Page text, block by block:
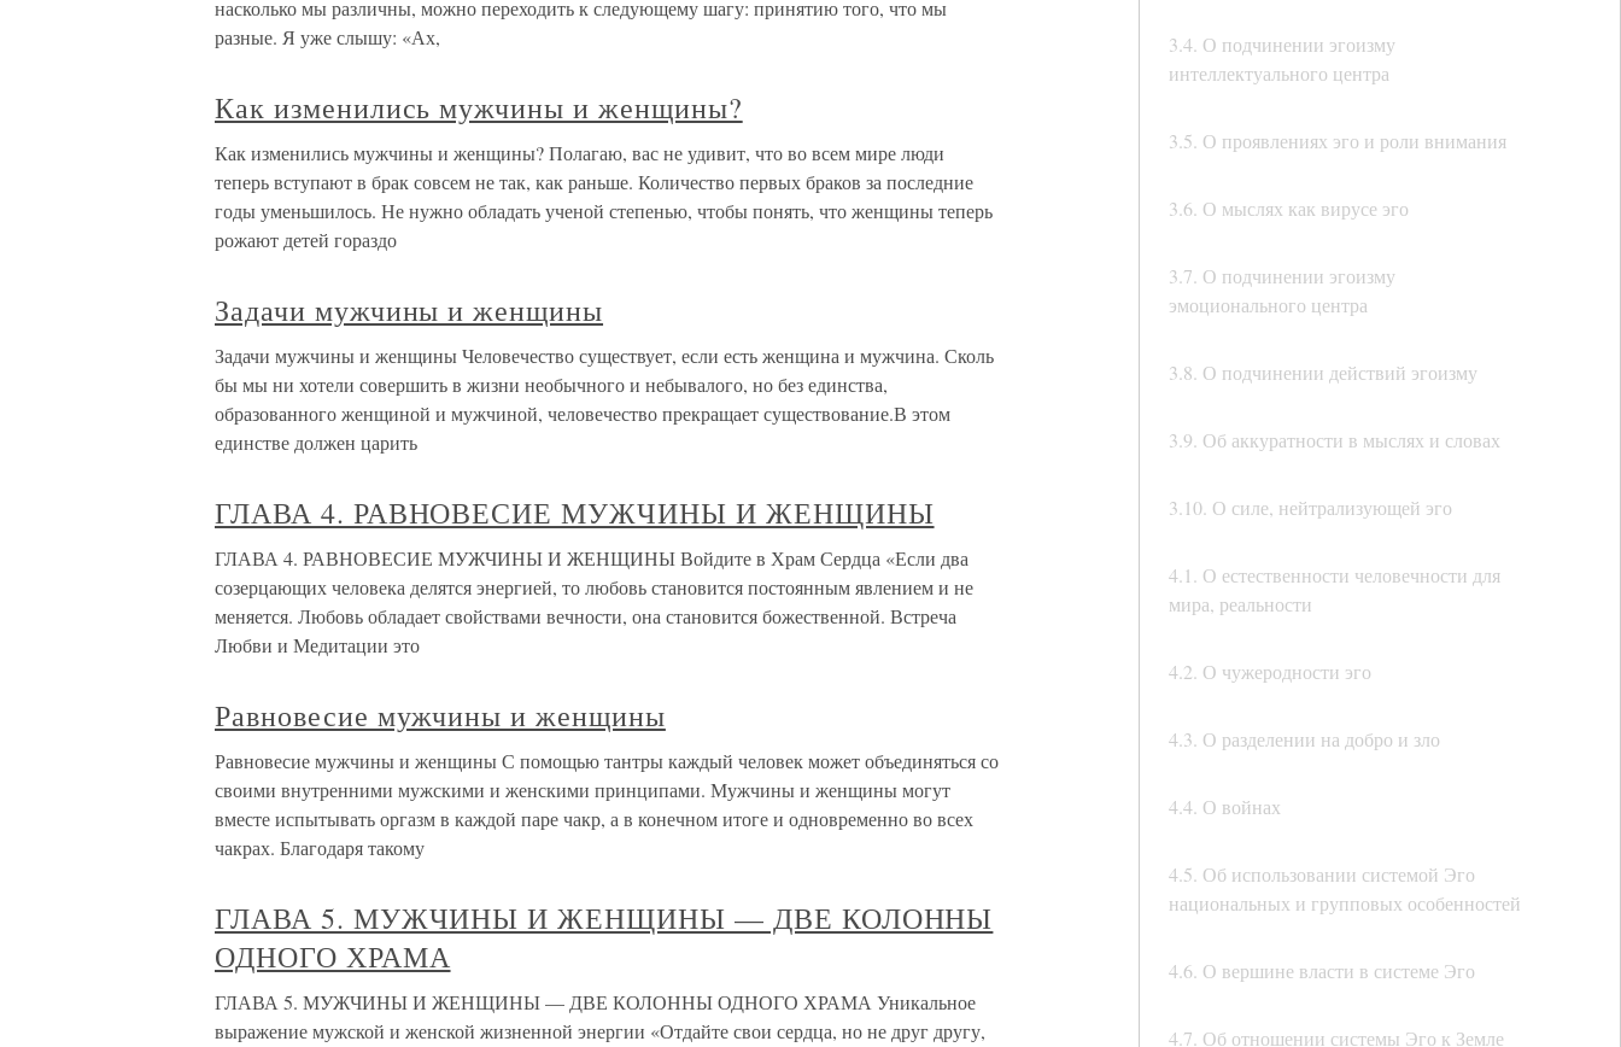
3.4. О подчинении эгоизму
интеллектуального центра
3.5. О проявлениях эго и роли внимания
3.6. О мыслях как вирусе эго
3.7. О подчинении эгоизму
эмоционального центра
3.8. О подчинении действий эгоизму
3.9. Об аккуратности в мыслях и словах
3.10. О силе, нейтрализующей эго
4.1. О естественности человечности для
мира, реальности
4.2. О чужеродности эго
4.3. О разделении на добро и зло
4.4. О войнах
4.5. Об использовании системой Эго
национальных и групповых особенностей
4.6. О вершине власти в системе Эго
4.7. Об отношении системы Эго к Земле
насколько мы различны, можно переходить к следующему шагу: принятию того, что мы
разные. Я уже слышу: «Ах,
Как изменились мужчины и женщины?
Как изменились мужчины и женщины? Полагаю, вас не удивит, что во всем мире люди
теперь вступают в брак совсем не так, как раньше. Количество первых браков за последние
годы уменьшилось. Не нужно обладать ученой степенью, чтобы понять, что женщины теперь
рожают детей гораздо
Задачи мужчины и женщины
Задачи мужчины и женщины Человечество существует, если есть женщина и мужчина. Сколь
бы мы ни хотели совершить в жизни необычного и небывалого, но без единства,
образованного женщиной и мужчиной, человечество прекращает существование.В этом
единстве должен царить
ГЛАВА 4. РАВНОВЕСИЕ МУЖЧИНЫ И ЖЕНЩИНЫ
ГЛАВА 4. РАВНОВЕСИЕ МУЖЧИНЫ И ЖЕНЩИНЫ Войдите в Храм Сердца «Если два
созерцающих человека делятся энергией, то любовь становится постоянным явлением и не
меняется. Любовь обладает свойствами вечности, она становится божественной. Встреча
Любви и Медитации это
Равновесие мужчины и женщины
Равновесие мужчины и женщины С помощью тантры каждый человек может объединяться со
своими внутренними мужскими и женскими принципами. Мужчины и женщины могут
вместе испытывать оргазм в каждой паре чакр, а в конечном итоге и одновременно во всех
чакрах. Благодаря такому
ГЛАВА 5. МУЖЧИНЫ И ЖЕНЩИНЫ — ДВЕ КОЛОННЫ
ОДНОГО ХРАМА
ГЛАВА 5. МУЖЧИНЫ И ЖЕНЩИНЫ — ДВЕ КОЛОННЫ ОДНОГО ХРАМА Уникальное
выражение мужской и женской жизненной энергии «Отдайте свои сердца, но не друг другу,